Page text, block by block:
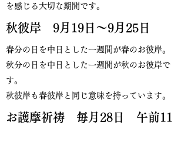
を感じる大切な期間です。
秋彼岸 9月19日〜9月25日
春分の日を中日とした一週間が春のお彼岸。
秋分の日を中日とした一週間が秋のお彼岸で
す。
秋彼岸も春彼岸と同じ意味を持っています。
お護摩祈祷 毎月28日 午前11